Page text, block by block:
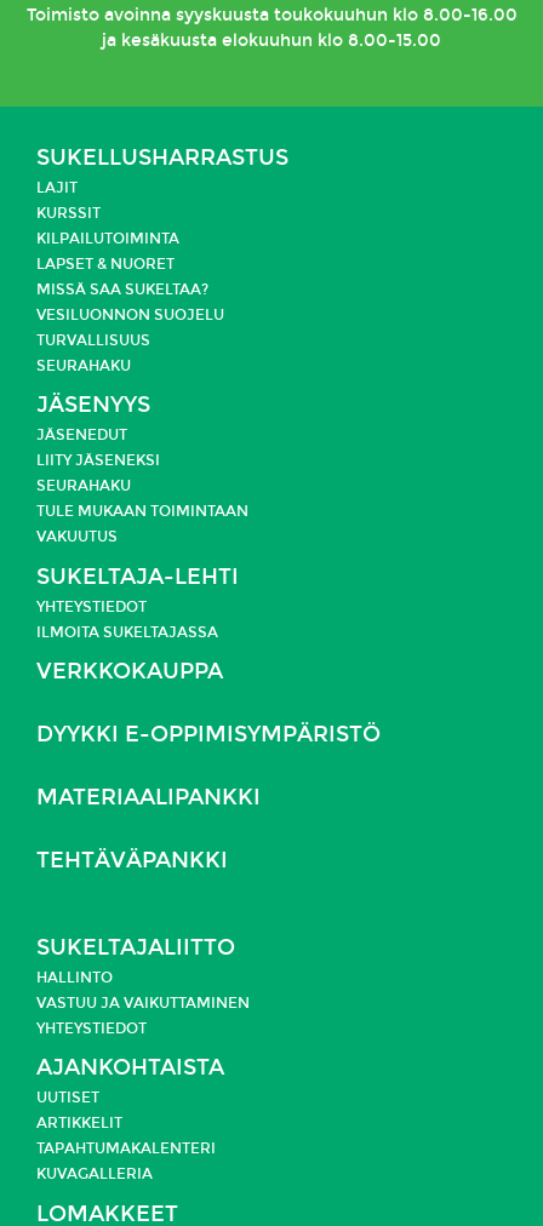
Toimistoavoinna syyskuusta toukokuuhun klo 8.00-16.00
ja kesäkuusta elokuuhun klo 8.00-15.00
SUKELLUSHARRASTUS
LAJIT
KURSSIT
KILPAILUTOIMINTA
LAPSET & NUORET
MISSÄ SAA SUKELTAA?
VESILUONNON SUOJELU
TURVALLISUUS
SEURAHAKU
JÄSENYYS
JÄSENEDUT
LIITY JÄSENEKSI
SEURAHAKU
TULE MUKAAN TOIMINTAAN
VAKUUTUS
SUKELTAJA-LEHTI
YHTEYSTIEDOT
ILMOITA SUKELTAJASSA
VERKKOKAUPPA
DYYKKI E-OPPIMISYMPÄRISTÖ
MATERIAALIPANKKI
TEHTÄVÄPANKKI
SUKELTAJALIITTO
HALLINTO
VASTUU JA VAIKUTTAMINEN
YHTEYSTIEDOT
AJANKOHTAISTA
UUTISET
ARTIKKELIT
TAPAHTUMAKALENTERI
KUVAGALLERIA
LOMAKKEET